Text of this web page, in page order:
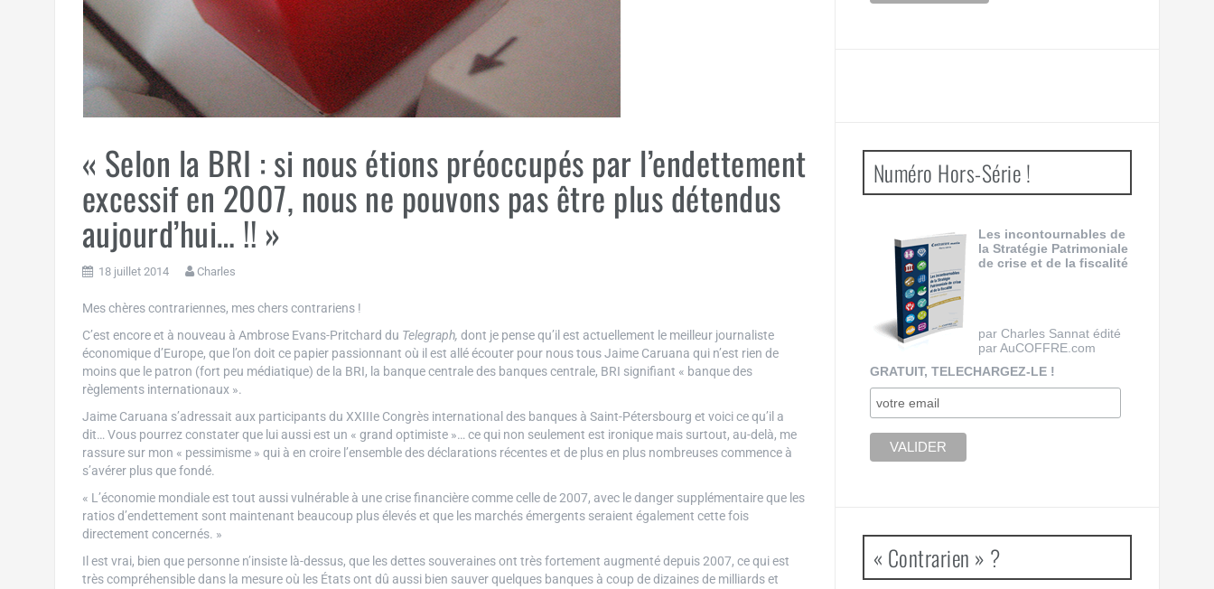
« Selon la BRI : si nous étions préoccupés par l’endettement
excessif en 2007, nous ne pouvons pas être plus détendus
aujourd’hui… !! »
18 juillet 2014 Charles
Mes chères contrariennes, mes chers contrariens !
C’est encore et à nouveau à Ambrose Evans-Pritchard du Telegraph, dont je pense qu’il est actuellement le meilleur journaliste
économique d’Europe, que l’on doit ce papier passionnant où il est allé écouter pour nous tous Jaime Caruana qui n’est rien de
moins que le patron (fort peu médiatique) de la BRI, la banque centrale des banques centrale, BRI signifiant « banque des
règlements internationaux ».
Jaime Caruana s’adressait aux participants du XXIIIe Congrès international des banques à Saint-Pétersbourg et voici ce qu’il a
dit… Vous pourrez constater que lui aussi est un « grand optimiste »… ce qui non seulement est ironique mais surtout, au-delà, me
rassure sur mon « pessimisme » qui à en croire l’ensemble des déclarations récentes et de plus en plus nombreuses commence à
s’avérer plus que fondé.
« L’économie mondiale est tout aussi vulnérable à une crise financière comme celle de 2007, avec le danger supplémentaire que les
ratios d’endettement sont maintenant beaucoup plus élevés et que les marchés émergents seraient également cette fois
directement concernés. »
Il est vrai, bien que personne n’insiste là-dessus, que les dettes souveraines ont très fortement augmenté depuis 2007, ce qui est
très compréhensible dans la mesure où les États ont dû aussi bien sauver quelques banques à coup de dizaines de milliards et
Numéro Hors-Série !
Les incontournables de
la Stratégie Patrimoniale
de crise et de la fiscalité
par Charles Sannat édité
par AuCOFFRE.com
GRATUIT, TELECHARGEZ-LE !
« Contrarien » ?